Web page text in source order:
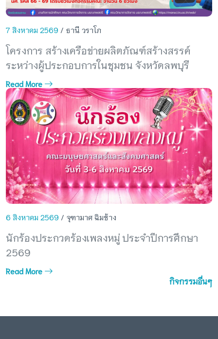
7 สิงหาคม 2569 / ธานี วราโภ
โครงการ สร้างเครือข่ายผลิตภัณฑ์สร้างสรรค์
ระหว่างผู้ประกอบการในชุมชน จังหวัดลพบุรี
Read More
6 สิงหาคม 2569 / จุฑามาศ ฉิมช้าง
นักร้องประกวดร้องเพลงหมู่ ประจำปีการศึกษา
2569
Read More
กิจกรรมอื่นๆ